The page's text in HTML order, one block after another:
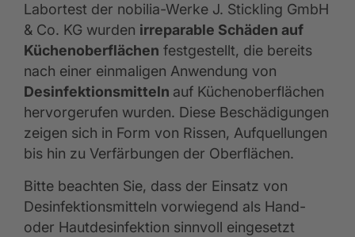
Labortest der nobilia-Werke J. Stickling GmbH
& Co. KG wurden irreparable Schäden auf
Küchenoberflächen festgestellt, die bereits
nach einer einmaligen Anwendung von
Desinfektionsmitteln auf Küchenoberflächen
hervorgerufen wurden. Diese Beschädigungen
zeigen sich in Form von Rissen, Aufquellungen
bis hin zu Verfärbungen der Oberflächen.
Bitte beachten Sie, dass der Einsatz von
Desinfektionsmitteln vorwiegend als Hand-
oder Hautdesinfektion sinnvoll eingesetzt